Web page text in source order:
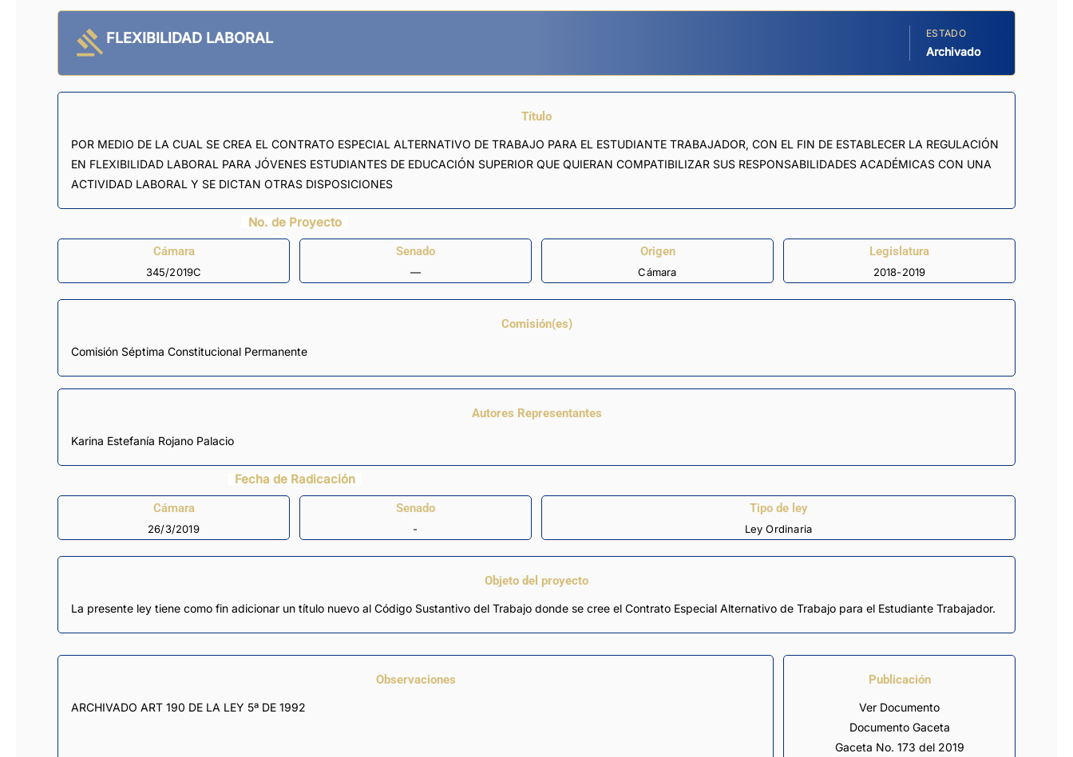
FLEXIBILIDAD LABORAL ESTADO
Archivado
Título
POR MEDIO DE LA CUAL SE CREA EL CONTRATO ESPECIAL ALTERNATIVO DE TRABAJO PARA EL ESTUDIANTE TRABAJADOR, CON EL FIN DE ESTABLECER LA REGULACIÓN
EN FLEXIBILIDAD LABORAL PARA JÓVENES ESTUDIANTES DE EDUCACIÓN SUPERIOR QUE QUIERAN COMPATIBILIZAR SUS RESPONSABILIDADES ACADÉMICAS CON UNA
ACTIVIDAD LABORAL Y SE DICTAN OTRAS DISPOSICIONES
No. de Proyecto
Cámara
345/2019C
Senado
—
Origen
Cámara
Legislatura
2018-2019
Comisión(es)
Comisión Séptima Constitucional Permanente
Autores Representantes
Karina Estefanía Rojano Palacio
Fecha de Radicación
Cámara
26/3/2019
Senado
-
Tipo de ley
Ley Ordinaria
Objeto del proyecto
La presente ley tiene como fin adicionar un título nuevo al Código Sustantivo del Trabajo donde se cree el Contrato Especial Alternativo de Trabajo para el Estudiante Trabajador.
Observaciones
ARCHIVADO ART 190 DE LA LEY 5ª DE 1992
Publicación
Ver Documento
Documento Gaceta
Gaceta No. 173 del 2019